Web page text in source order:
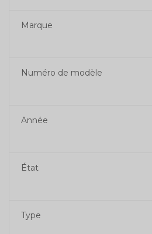
Marque
Numéro de modèle
Année
État
Type